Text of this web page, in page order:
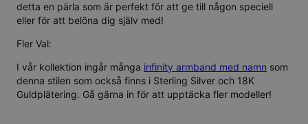
detta en pärla som är perfekt för att ge till någon speciell
eller för att belöna dig själv med!
Fler Val:
I vår kollektion ingår många infinity armband med namn som
denna stilen som också finns i Sterling Silver och 18K
Guldplätering. Gå gärna in för att upptäcka fler modeller!